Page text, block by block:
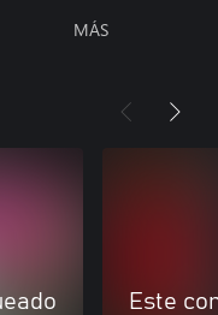
MÁS
Este